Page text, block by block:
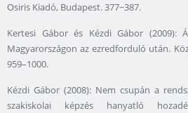
Osiris Kiadó, Budapest. 377−387.
Kertesi Gábor és Kézdi Gábor (2009):
Magyarországon az ezredforduló után.
959–1000.
Kézdi Gábor (2008): Nem csupán a
szakiskolai képzés hanyatló